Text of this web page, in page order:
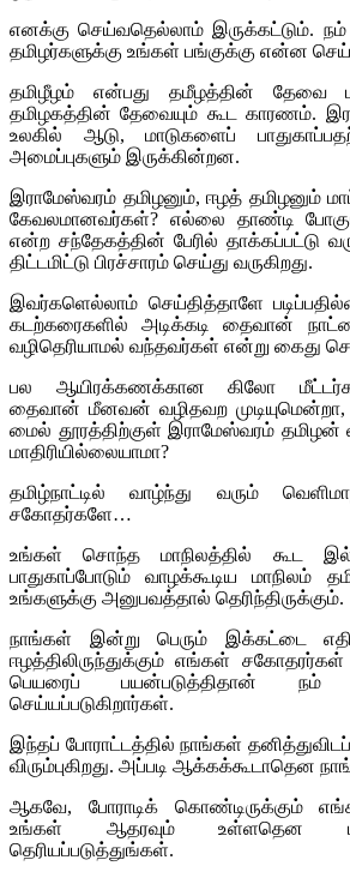
எனக்கு செய்வதெல்லாம் இருக்கட்டும்.
தமிழர்களுக்கு உங்கள் பங்குக்கு என்ன
தமிழீழம் என்பது தமீழத்தின் தேவை
தமிழகத்தின் தேவையும் கூட காரணம்.
உலகில் ஆடு, மாடுகளைப்
அமைப்புகளும் இருக்கின்றன.
இராமேஸ்வரம் தமிழனும், ஈழத் தமிழனும்
கேவலமானவர்கள்? எல்லை தாண்டி
என்ற சந்தேகத்தின் பேரில் தாக்கப்பட்டு
திட்டமிட்டு பிரச்சாரம் செய்து வருகிறது.
இவர்களெல்லாம் செய்தித்தாளே
கடற்கரைகளில் அடிக்கடி தைவான்
வழிதெரியாமல் வந்தவர்கள் என்று கைது
பல ஆயிரக்கணக்கான கிலோ மீட்டர்கள்
தைவான் மீனவன் வழிதவற
மைல் தூரத்திற்குள் இராமேஸ்வரம் தமிழன்
மாதிரியில்லையாமா?
தமிழ்நாட்டில் வாழ்ந்து வரும்
சகோதர்களே…
உங்கள் சொந்த மாநிலத்தில் கூட
பாதுகாப்போடும் வாழக்கூடிய மாநிலம்
உங்களுக்கு அனுபவத்தால் தெரிந்திருக்கும்.
நாங்கள் இன்று பெரும் இக்கட்டை
ஈழத்திலிருந்துக்கும் எங்கள்
பெயரைப் பயன்படுத்திதான்
செய்யப்படுகிறார்கள்.
இந்தப் போராட்டத்தில் நாங்கள்
விரும்புகிறது. அப்படி ஆக்கக்கூடாதென
ஆகவே, போராடிக் கொண்டிருக்கும்
உங்கள் ஆதரவும் உள்ளதென
தெரியப்படுத்துங்கள்.